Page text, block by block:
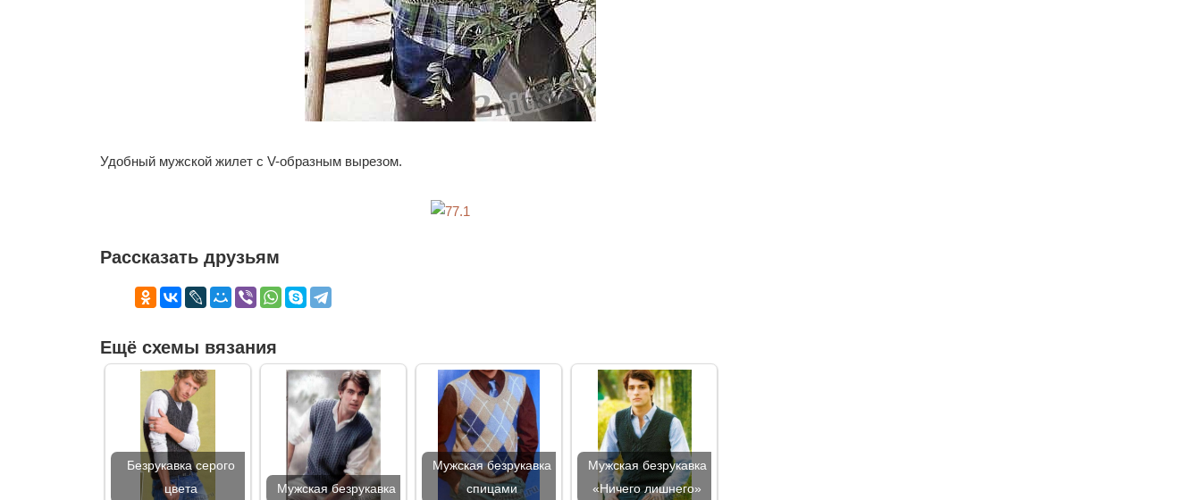
Удобный мужской жилет с V-образным вырезом.
Рассказать друзьям
Ещё схемы вязания
Безрукавка серого
цвета
Мужская безрукавка
Мужская безрукавка
спицами
Мужская безрукавка
«Ничего лишнего»